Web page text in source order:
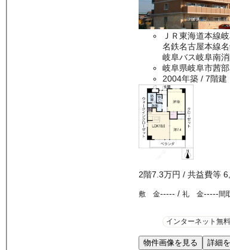
ＪＲ東海道本線
名鉄名古屋本線
岐阜バス岐阜南
岐阜県岐阜市茜
2004年築 / 7階建
2階7.3万円 / 共益費等
敷 金----- / 礼 金-----間
インターネット無料
物件画像を見る 詳細